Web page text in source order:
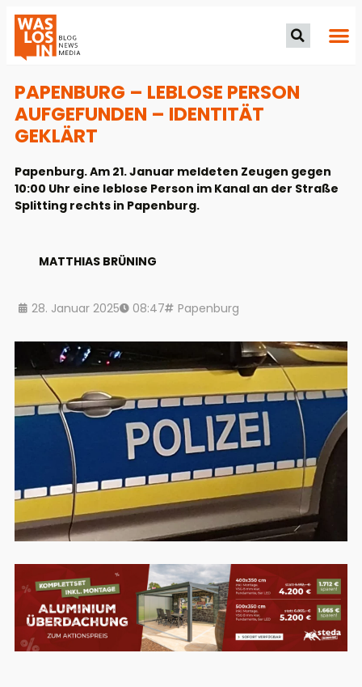
PAPENBURG – LEBLOSE PERSON
AUFGEFUNDEN – IDENTITÄT
GEKLÄRT
Papenburg. Am 21. Januar meldeten Zeugen gegen
10:00 Uhr eine leblose Person im Kanal an der Straße
Splitting rechts in Papenburg.
MATTHIAS BRÜNING
28. Januar 2025 08:47 Papenburg